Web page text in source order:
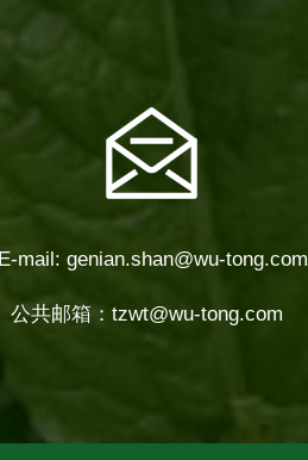
E-mail:genian.shan@wu-tong.com
公共邮箱：tzwt@wu-tong.com